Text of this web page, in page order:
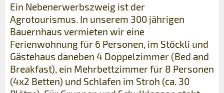
Ein Nebenerwerbszweig ist der
Agrotourismus. In unserem 300 jährigen
Bauernhaus vermieten wir eine
Ferienwohnung für 6 Personen, im Stöckli und
Gästehaus daneben 4 Doppelzimmer (Bed and
Breakfast), ein Mehrbettzimmer für 8 Personen
(4x2 Betten) und Schlafen im Stroh (ca. 30